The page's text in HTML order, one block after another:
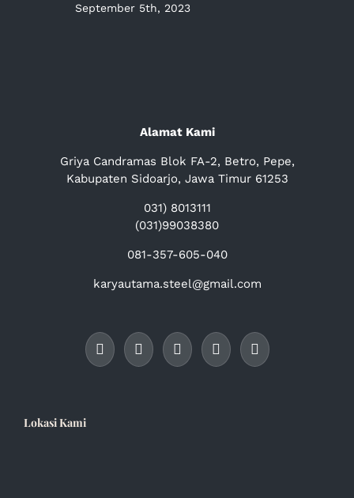
September 5th, 2023
Alamat Kami
Griya Candramas Blok FA-2, Betro, Pepe,
Kabupaten Sidoarjo, Jawa Timur 61253
031) 8013111
(031)99038380
081-357-605-040
karyautama.steel@gmail.com
Lokasi Kami